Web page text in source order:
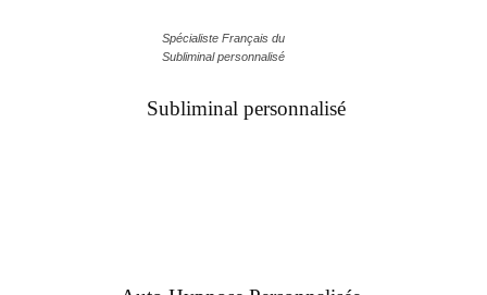
Spécialiste Français du
Subliminal personnalisé
Subliminal personnalisé